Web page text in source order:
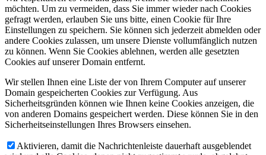
möchten. Um zu vermeiden, dass Sie immer wieder nach Cookies
gefragt werden, erlauben Sie uns bitte, einen Cookie für Ihre
Einstellungen zu speichern. Sie können sich jederzeit abmelden oder
andere Cookies zulassen, um unsere Dienste vollumfänglich nutzen
zu können. Wenn Sie Cookies ablehnen, werden alle gesetzten
Cookies auf unserer Domain entfernt.
Wir stellen Ihnen eine Liste der von Ihrem Computer auf unserer
Domain gespeicherten Cookies zur Verfügung. Aus
Sicherheitsgründen können wie Ihnen keine Cookies anzeigen, die
von anderen Domains gespeichert werden. Diese können Sie in den
Sicherheitseinstellungen Ihres Browsers einsehen.
Aktivieren, damit die Nachrichtenleiste dauerhaft ausgeblendet